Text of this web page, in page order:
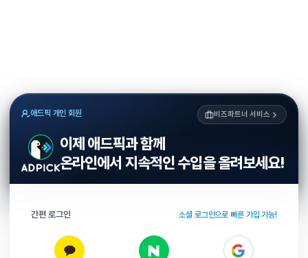
애드픽 개인 회원 비즈파트너 서비스
이제 애드픽과 함께
온라인에서 지속적인 수입을 올려보세요!
간편 로그인 소셜 로그인으로 빠른 가입 가능!